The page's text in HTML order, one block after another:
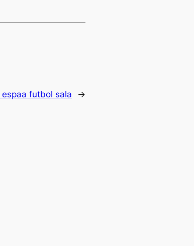
futbol sala →